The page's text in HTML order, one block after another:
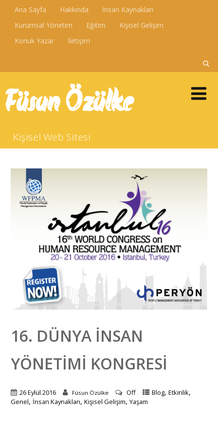
Ana Sayfa Hakkında
İnsan Kaynakları
Kurumsal Yönetim
Eğitim
Kişisel Gelişim
Konuk Yazar
İletişim
Füsun Özülke
Kişisel Web Sitesi
16. DÜNYA İNSAN
YÖNETIMI KONGRESI
26 Eylül 2016 Füsun Özülke Off Blog, Etkinlik,
Genel, İnsan Kaynakları, Kişisel Gelişim, Yaşam